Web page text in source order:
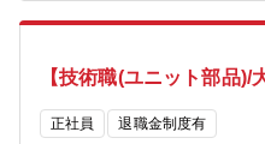
【技術職(ユニット部品
正社員 退職金制度有